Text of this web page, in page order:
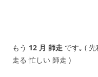
もう 12 月 師走 です｡ (
走る 忙しい 師走 )